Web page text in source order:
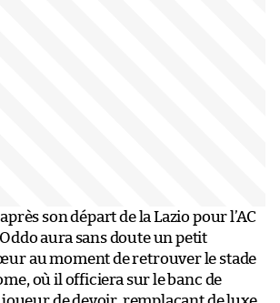
son départ de la Lazio pour l’AC
aura sans doute un petit
au moment de retrouver le stade
où il officiera sur le banc de